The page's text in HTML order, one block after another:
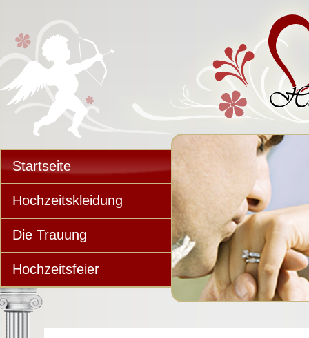
Startseite
Hochzeitskleidung
Die Trauung
Hochzeitsfeier